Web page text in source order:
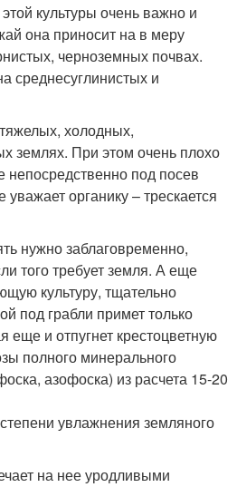
культуры очень важно и
она приносит на в меру
черноземных почвах.
среднесуглинистых и
холодных,
землях. При этом очень плохо
непосредственно под посев
органику – трескается
нужно заблаговременно,
того требует земля. А еще
культуру, тщательно
под грабли примет только
еще и отпугнет крестоцветную
полного минерального
азофоска) из расчета 15-20
увлажнения земляного
на нее уродливыми